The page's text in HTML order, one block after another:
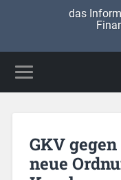
das
GKV
neue